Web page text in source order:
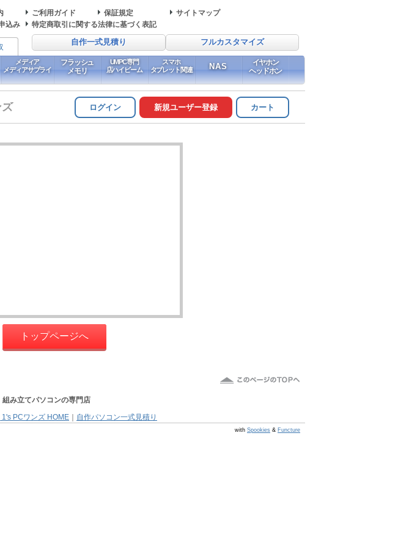
ご利用ガイド 保証規定
サイトマップ
込み 特定商取引に関する法律に基づく表記
自作一式見積り フルカスタマイズ
メディア
メディアサプライ
フラッシュ
メモリ
UMPC専門
店ハイビーム
スマホ
タブレット関連
NAS
イヤホン
ヘッドホン
ログイン 新規ユーザー登録 カート
トップページへ
組み立てパソコンの専門店
PCワンズ HOME
自作パソコン一式見積り
with Spookies & Functure